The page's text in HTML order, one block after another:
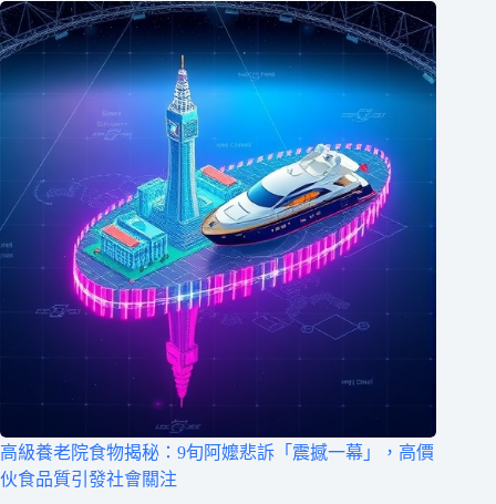
高級養老院食物揭秘：9旬阿嬤悲訴「震撼一幕」，高價
伙食品質引發社會關注